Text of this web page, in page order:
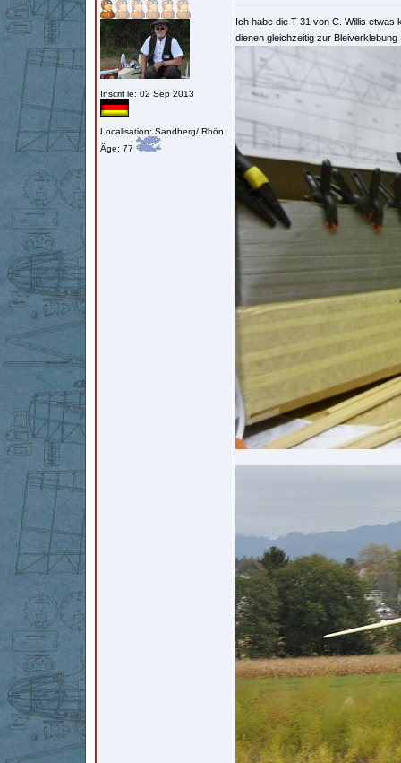
Inscrit le: 02 Sep 2013
Localisation: Sandberg/ Rhön
Âge: 77
Ich habe die T 31 von C. Willis etwas
dienen gleichzeitig zur Bleiverklebung